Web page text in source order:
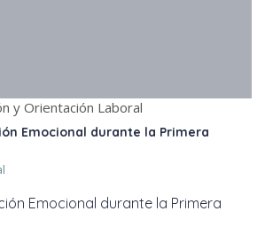
y Orientación Laboral
Emocional durante la Primera
Emocional durante la Primera